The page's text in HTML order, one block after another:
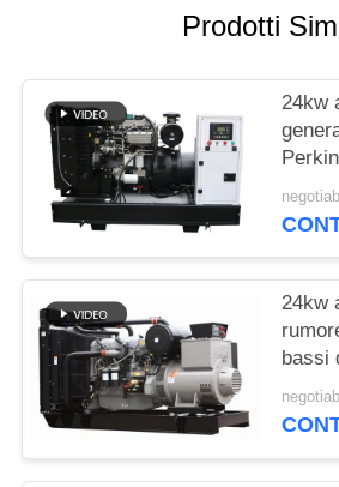
PRIVACY
POLICY
Prodotti
24kw
del
24kw
bassi